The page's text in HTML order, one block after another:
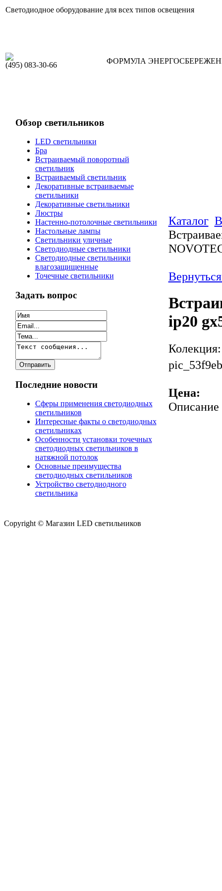
Светодиодное оборудование для всех типов освещения
(495) 083-30-66 ФОРМУЛА
Обзор светильников
LED светильники
Бра
Встраиваемый поворотный
светильник
Встраиваемый светильник
Декоративные встраиваемые
светильники
Декоративные светильники
Люстры
Настенно-потолочные светильники
Настольные лампы
Светильники уличные
Светодиодные светильники
Светодиодные светильники
влагозащищенные
Точечные светильники
Задать вопрос
Последние новости
Сферы применения светодиодных
светильников
Интересные факты о светодиодных
светильниках
Особенности установки точечных
светодиодных светильников в
натяжной потолок
Основные преимущества
светодиодных светильников
Устройство светодиодного
светильника
Каталог
ip20
Цена:
Описание
Copyright © Магазин LED светильников